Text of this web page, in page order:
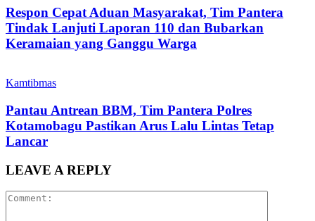
Respon Cepat Aduan Masyarakat, Tim Pantera
Tindak Lanjuti Laporan 110 dan Bubarkan
Keramaian yang Ganggu Warga
Kamtibmas
Pantau Antrean BBM, Tim Pantera Polres
Kotamobagu Pastikan Arus Lalu Lintas Tetap
Lancar
LEAVE A REPLY